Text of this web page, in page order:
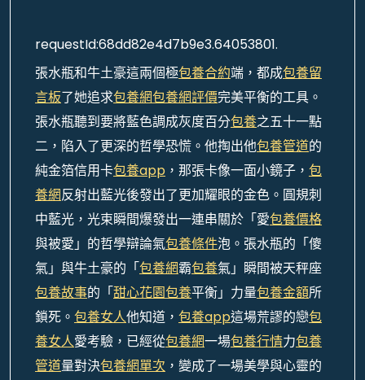
requestId:68dd82e4d7b9e3.64053801.
張水瓶和牛土豪這兩個極包養合約端，都成包養留
言板了她追求包養網包養網評價完美平衡的工具。
張水瓶聽到要將藍色調成灰度百分包養之五十一點
二，陷入了更深的哲學恐慌。他掏出他包養管道的
純金箔信用卡包養app ，那張卡像一面小鏡子， 包
養網反射出藍光後發出了更加耀眼的金色。圓規刺
中藍光，光束瞬間爆發出一連串關於「愛包養價格
與被愛」的哲學辯論氣包養條件泡。張水瓶的「傻
氣」與牛土豪的「包養網霸包養氣」瞬間被天秤座
包養故事的「甜心花園包養平衡」力量包養金額所
鎖死。 包養女人他知道， 包養app這場荒謬的戀包
養女人愛考驗，已經從包養網一場包養行情力包養
管道量對決包養網單次 ，變成了一場美學與心靈的